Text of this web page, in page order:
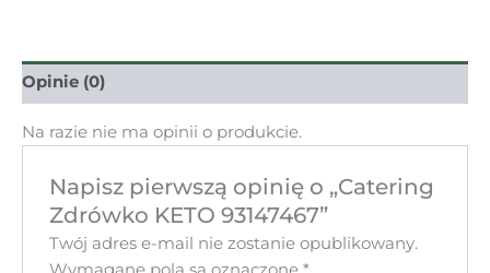
Opinie (0)
Na razie nie ma opinii o produkcie.
Napisz pierwszą opinię o „Catering
Zdrówko KETO 93147467”
Twój adres e-mail nie zostanie opublikowany.